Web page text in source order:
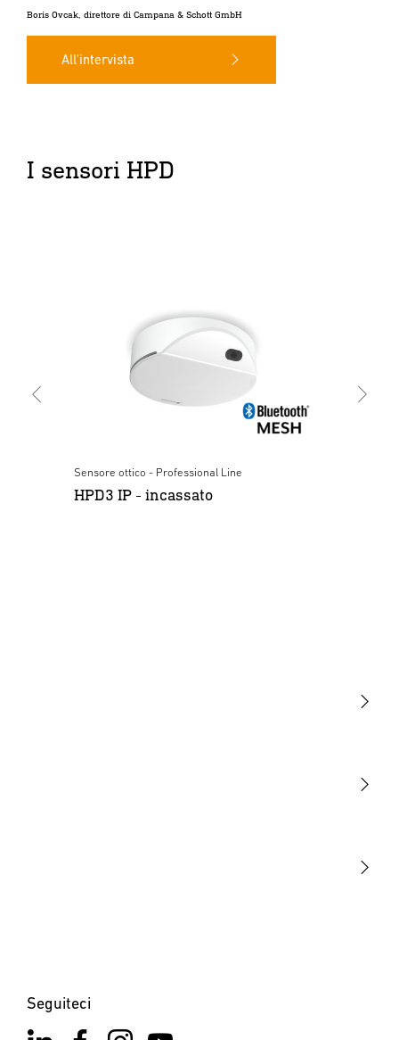
Boris Ovcak, direttore di Campana & Schott GmbH
All'intervista
I sensori HPD
Sensore ottico - Professional Line
HPD3 IP - incassato
Seguiteci